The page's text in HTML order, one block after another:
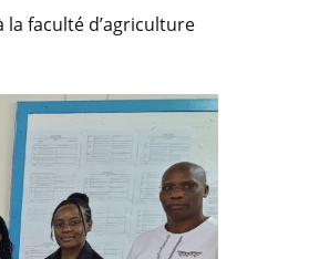
la faculté d’agriculture